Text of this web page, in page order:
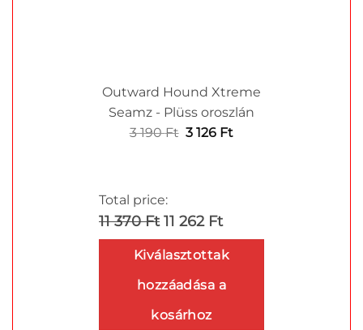
Outward Hound Xtreme
Seamz - Plüss oroszlán
3 190Ft Original
190 Ft.
3 126 FtCurrent
Total price:
11 370 Ft 11 262 Ft
Kiválasztottak
hozzáadása a
kosárhoz